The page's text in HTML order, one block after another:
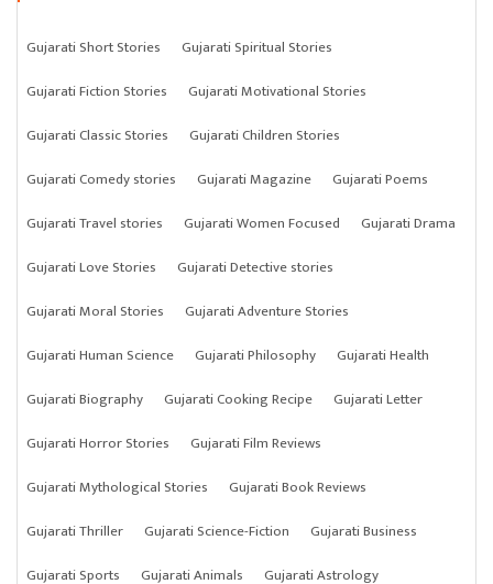
Gujarati Short Stories
Gujarati Spiritual Stories
Gujarati Fiction Stories
Gujarati Motivational Stories
Gujarati Classic Stories
Gujarati Children Stories
Gujarati Comedy stories
Gujarati Magazine
Gujarati Poems
Gujarati Travel stories
Gujarati Women Focused
Gujarati Drama
Gujarati Love Stories
Gujarati Detective stories
Gujarati Moral Stories
Gujarati Adventure Stories
Gujarati Human Science
Gujarati Philosophy
Gujarati Health
Gujarati Biography
Gujarati Cooking Recipe
Gujarati Letter
Gujarati Horror Stories
Gujarati Film Reviews
Gujarati Mythological Stories
Gujarati Book Reviews
Gujarati Thriller
Gujarati Science-Fiction
Gujarati Business
Gujarati Sports
Gujarati Animals Gujarati Astrology